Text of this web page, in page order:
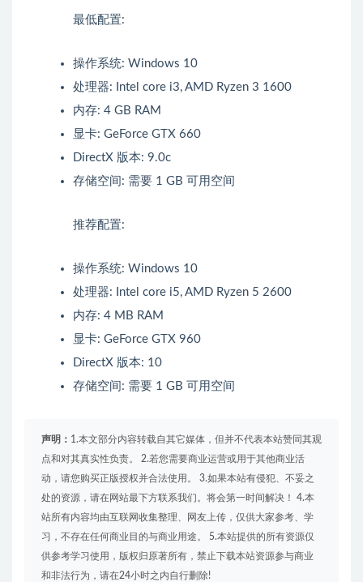
最低配置:
操作系统: Windows 10
处理器: Intel core i3, AMD Ryzen 3 1600
内存: 4 GB RAM
显卡: GeForce GTX 660
DirectX 版本: 9.0c
存储空间: 需要 1 GB 可用空间
推荐配置:
操作系统: Windows 10
处理器: Intel core i5, AMD Ryzen 5 2600
内存: 4 MB RAM
显卡: GeForce GTX 960
DirectX 版本: 10
存储空间: 需要 1 GB 可用空间
声明： 1.本文部分内容转载自其它媒体，但并不代表本站赞同其观
点和对其真实性负责。 2.若您需要商业运营或用于其他商业活
动，请您购买正版授权并合法使用。 3.如果本站有侵犯、不妥之
处的资源，请在网站最下方联系我们。将会第一时间解决！ 4.本
站所有内容均由互联网收集整理、网友上传，仅供大家参考、学
习，不存在任何商业目的与商业用途。 5.本站提供的所有资源仅
供参考学习使用，版权归原著所有，禁止下载本站资源参与商业
和非法行为，请在24小时之内自行删除!